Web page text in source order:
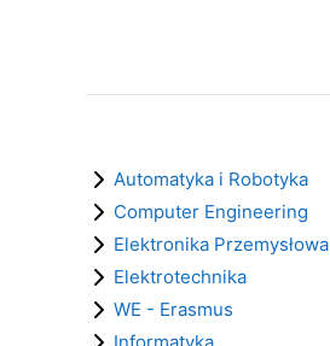
Automatyka i Robotyka
Computer Engineering
Elektronika Przemysłowa
Elektrotechnika
WE - Erasmus